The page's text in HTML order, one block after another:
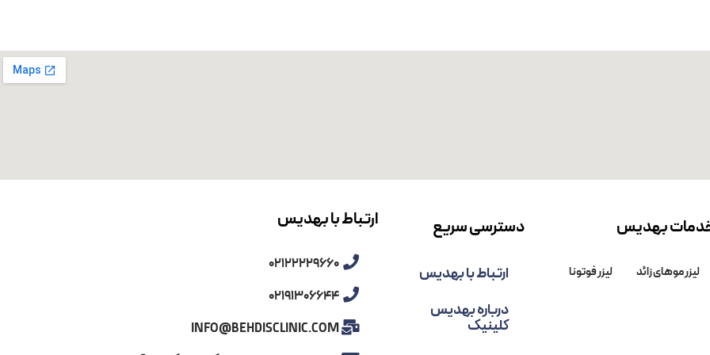
کهمراقبت‌های بعد از لیزر فوتونااز اهمیت بسیاری برخوردار است که در ادامه به توضیح آن خواهیم
بهدیس
لیزر موهای زائد لیزر فوتونا
دسترسی سریع
ارتباط با بهدیس
درباره بهدیس
کلینیک
ارتباط با بهدیس
02122229660
02191306644
INFO@BEHDISCLINIC.COM